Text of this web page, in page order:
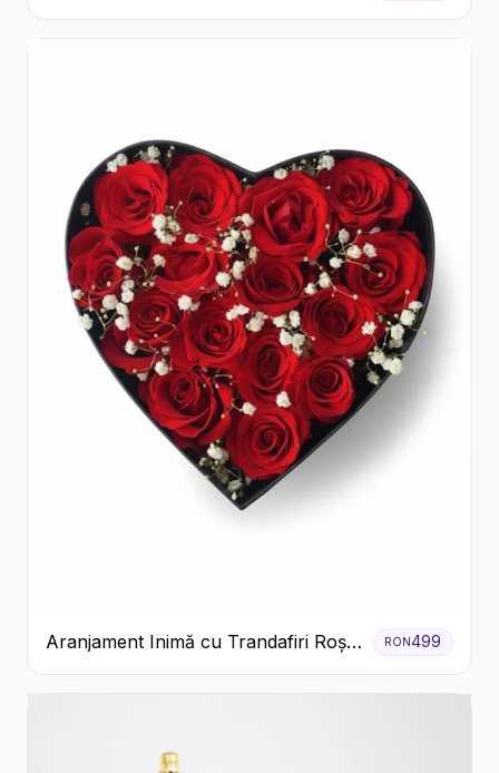
Aranjament Inimă cu Trandafiri Roșii
și Floarea Miresei
RON499